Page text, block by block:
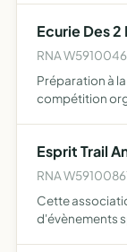
Ecurie Des
RNA
Préparation à
compétition
Esprit Trail
RNA
Cette
d'évènements